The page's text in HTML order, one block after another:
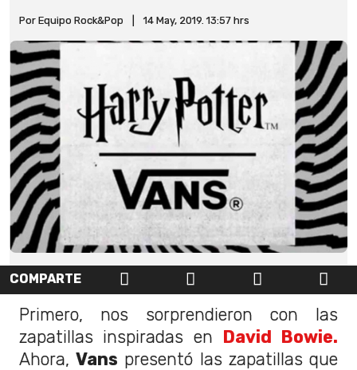
Por Equipo Rock&Pop 14 May, 2019. 13:57 hrs
COMPARTE
Primero, nos sorprendieron con las
zapatillas inspiradas en David Bowie.
Ahora,Vans presentó las zapatillas que